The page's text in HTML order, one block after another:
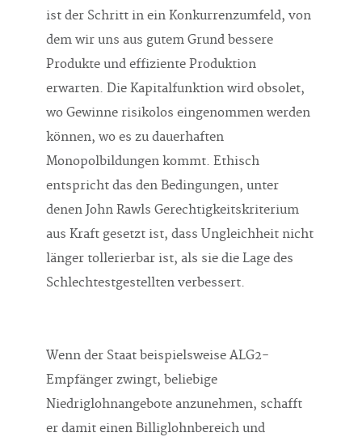
ist der Schritt in ein Konkurrenzumfeld, von
dem wir uns aus gutem Grund bessere
Produkte und effiziente Produktion
erwarten. Die Kapitalfunktion wird obsolet,
wo Gewinne risikolos eingenommen werden
können, wo es zu dauerhaften
Monopolbildungen kommt. Ethisch
entspricht das den Bedingungen, unter
denen John Rawls Gerechtigkeitskriterium
aus Kraft gesetzt ist, dass Ungleichheit nicht
länger tollerierbar ist, als sie die Lage des
Schlechtestgestellten verbessert.
Wenn der Staat beispielsweise ALG2-
Empfänger zwingt, beliebige
Niedriglohnangebote anzunehmen, schafft
er damit einen Billiglohnbereich und